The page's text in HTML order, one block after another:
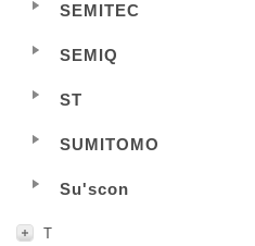
SEMITEC
SEMIQ
ST
SUMITOMO
Su'scon
T